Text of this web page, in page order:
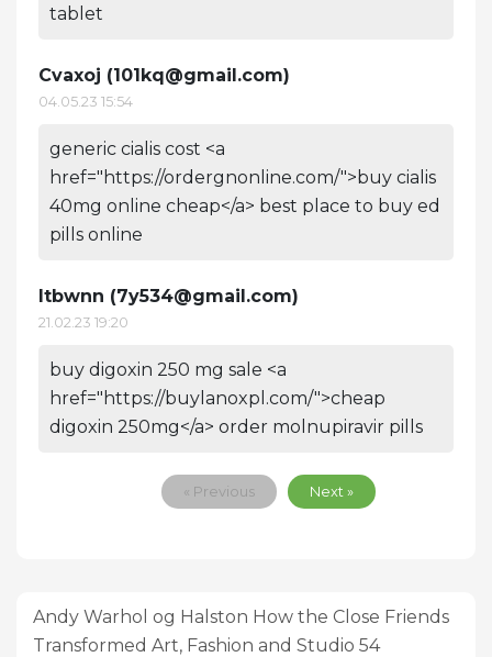
tablet
Cvaxoj (101kq@gmail.com)
04.05.23 15:54
generic cialis cost <a
href="https://ordergnonline.com/">buy cialis
40mg online cheap</a> best place to buy ed
pills online
Itbwnn (7y534@gmail.com)
21.02.23 19:20
buy digoxin 250 mg sale <a
href="https://buylanoxpl.com/">cheap
digoxin 250mg</a> order molnupiravir pills
« Previous Next »
Andy Warhol og Halston How the Close Friends
Transformed Art, Fashion and Studio 54